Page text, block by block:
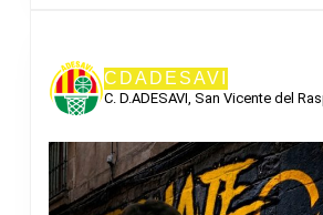
CDADESAVI
C. D.ADESAVI, San Vicente del